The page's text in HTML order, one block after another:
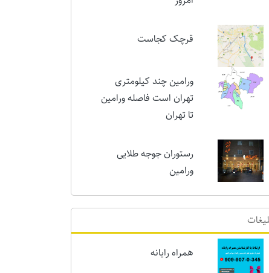
ای شهری ورامین - تهران -
امروز
قرچک کجاست
ورامین چند کیلومتری
تا تهران
رستوران جوجه طلایی
ورامین
تبلیغات